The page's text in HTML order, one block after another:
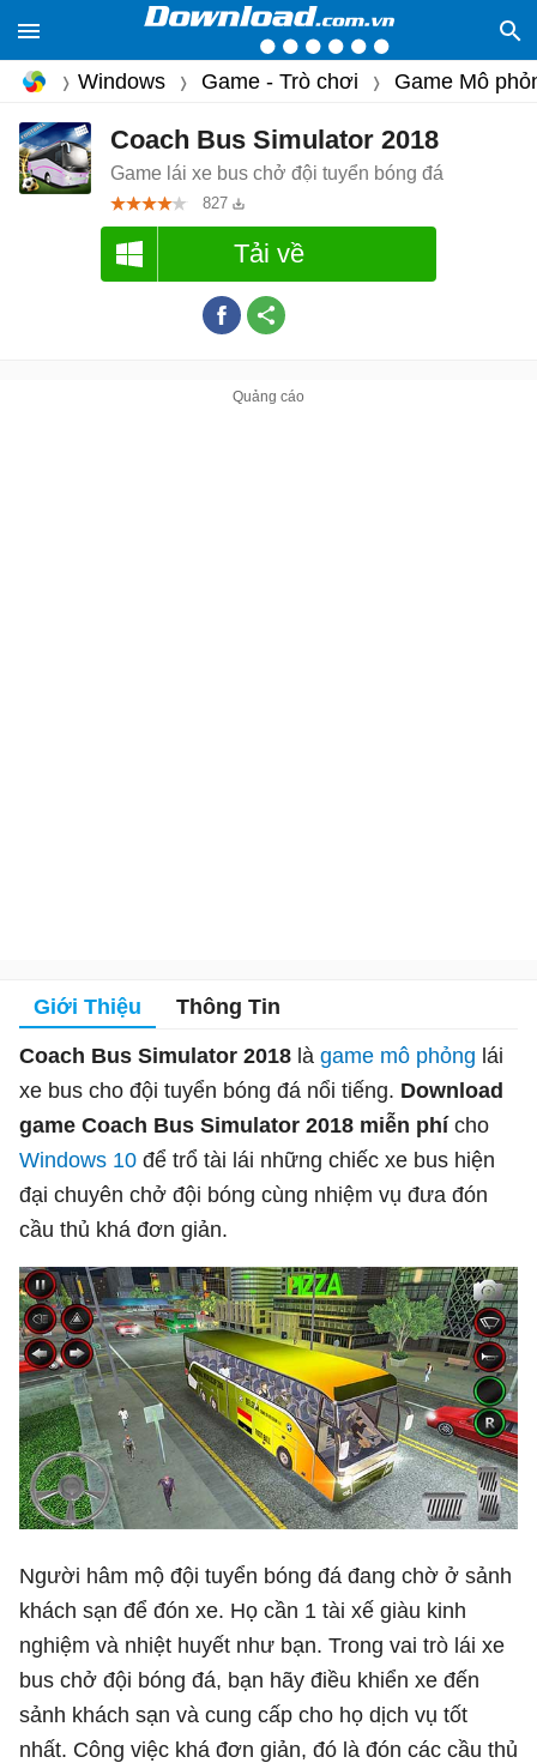
Windows Game - Trò chơi Game Mô
Coach Bus Simulator 2018
Game lái xe bus chở đội tuyển bóng đá
827
Tải về
Giới Thiệu Thông Tin
Coach Bus Simulator 2018 là game mô phỏng lái
xe bus cho đội tuyển bóng đá nổi tiếng. Download
game Coach Bus Simulator 2018 miễn phícho
Windows 10 để trổ tài lái những chiếc xe bus hiện
đại chuyên chở đội bóng cùng nhiệm vụ đưa đón
cầu thủ khá đơn giản.
Người hâm mộ đội tuyển bóng đá đang chờ ở sảnh
khách sạn để đón xe. Họ cần 1 tài xế giàu kinh
nghiệm và nhiệt huyết như bạn. Trong vai trò lái xe
bus chở đội bóng đá, bạn hãy điều khiển xe đến
sảnh khách sạn và cung cấp cho họ dịch vụ tốt
nhất. Công việc khá đơn giản, đó là đón các cầu thủ